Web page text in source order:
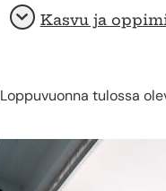
AvaaKasvu ja
Loppuvuonna tulossa